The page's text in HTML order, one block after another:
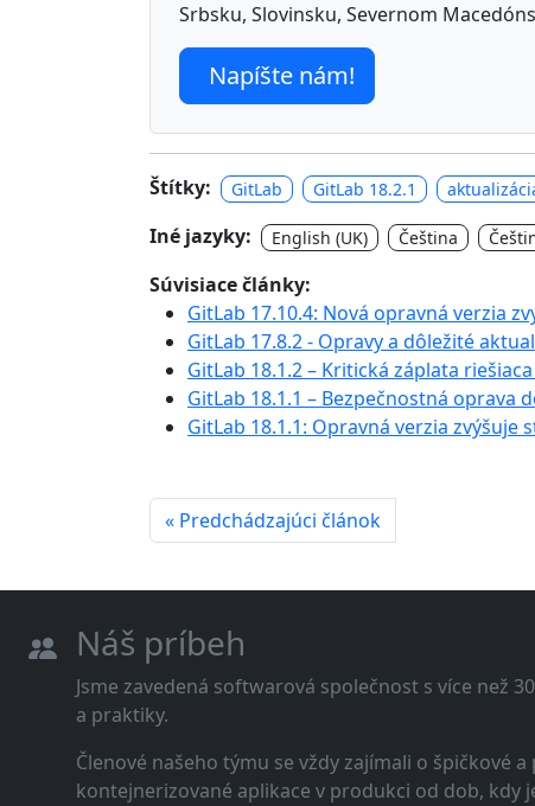
Srbsku, Slovinsku, Severnom
Napíšte nám!
Štítky: GitLab GitLab 18.2.1
Iné jazyky: English (UK) Čeština
Súvisiace články:
GitLab 17.10.4: Nová opravná verzia
GitLab 17.8.2 - Opravy a dôležité
GitLab 18.1.2 – Kritická záplata riešiac
GitLab 18.1.1 – Bezpečnostná oprava
GitLab 18.1.1: Opravná verzia zvýšuje
« Predchádzajúci článok
Náš príbeh
Jsme zavedená softwarová společnost s více než
a praktiky.
Členové našeho týmu se vždy zajímali o špičkové
kontejnerizované aplikace v produkci od dob, kdy